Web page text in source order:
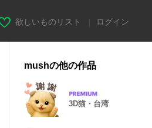
欲しいものリスト ログイン
mushの他の作品
3D猫・台湾